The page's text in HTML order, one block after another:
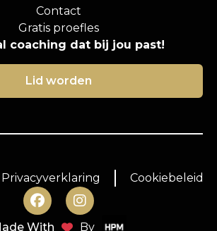
Contact
Gratis proefles
coaching dat bij jou past!
Lid worden
Privacyverklaring Cookiebeleid
With By